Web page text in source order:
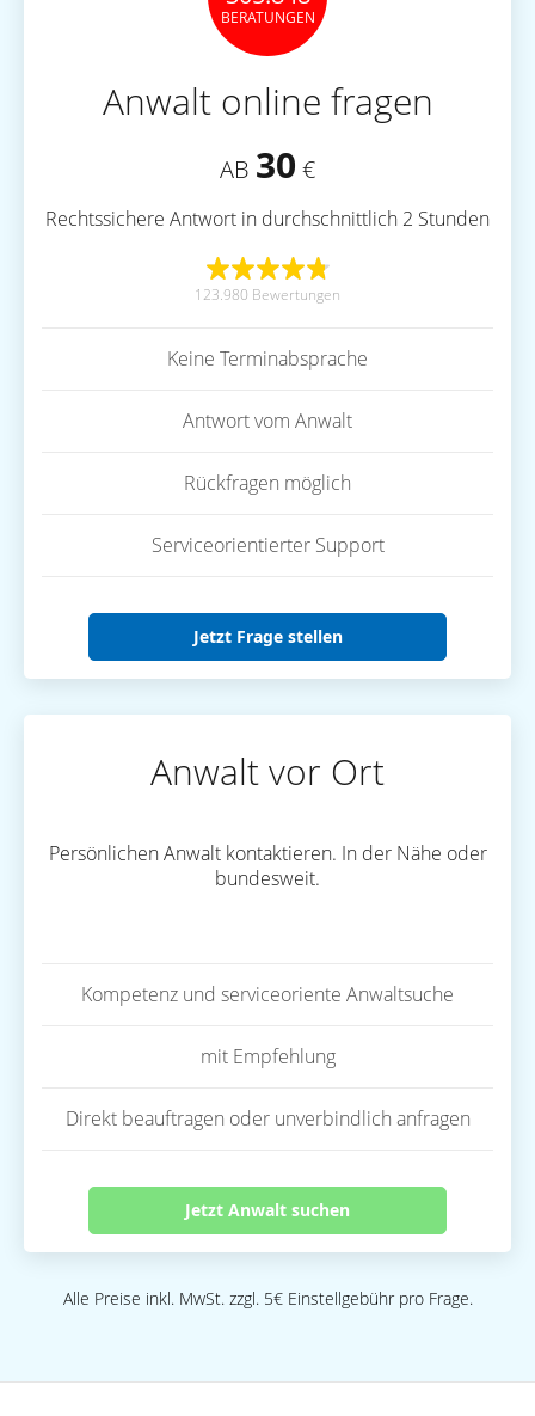
BERATUNGEN
Anwalt online fragen
AB 30 €
Rechtssichere Antwort in durchschnittlich 2 Stunden
123.980 Bewertungen
Keine Terminabsprache
Antwort vom Anwalt
Rückfragen möglich
Serviceorientierter Support
Jetzt Frage stellen
Anwalt vor Ort
Persönlichen Anwalt kontaktieren. In der Nähe oder
bundesweit.
Kompetenz und serviceoriente Anwaltsuche
mit Empfehlung
Direkt beauftragen oder unverbindlich anfragen
Jetzt Anwalt suchen
Alle Preise inkl. MwSt. zzgl. 5€ Einstellgebühr pro Frage.